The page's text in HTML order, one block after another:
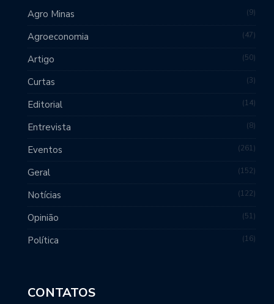
Agro Minas 9
Agroeconomia 47
Artigo 50
Curtas 3
Editorial 14
Entrevista 8
Eventos 261
Geral 152
Notícias 122
Opinião 51
Política 16
CONTATOS